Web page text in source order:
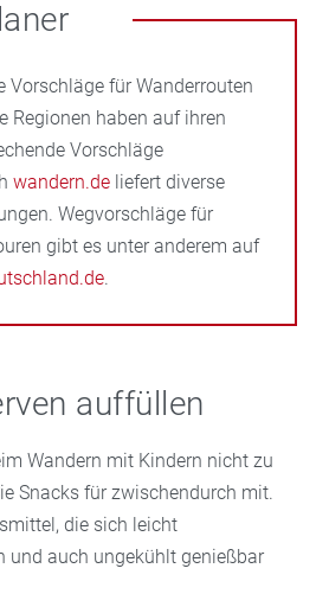
Vorschläge für Wanderrouten
Regionen haben auf ihren
Vorschläge
wandern.de liefert diverse
Wegvorschläge für
gibt es unter anderem auf
.
auffüllen
Wandern mit Kindern nicht zu
Snacks für zwischendurch mit.
die sich leicht
und auch ungekühlt genießbar